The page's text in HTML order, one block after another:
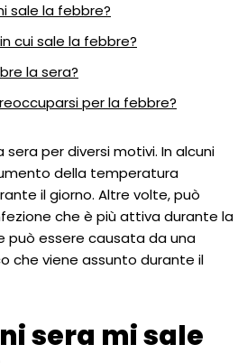
sale la febbre?
cui sale la febbre?
la sera?
per la febbre?
sera per diversi motivi. In alcuni
della temperatura
il giorno. Altre volte, può
che è più attiva durante la
può essere causata da una
che viene assunto durante il
sera mi sale